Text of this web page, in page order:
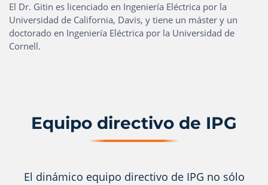
El Dr. Gitin es licenciado en Ingeniería Eléctrica por la
Universidad de California, Davis, y tiene un máster y un
doctorado en Ingeniería Eléctrica por la Universidad de
Cornell.
Equipo directivo de IPG
El dinámico equipo directivo de IPG no sólo